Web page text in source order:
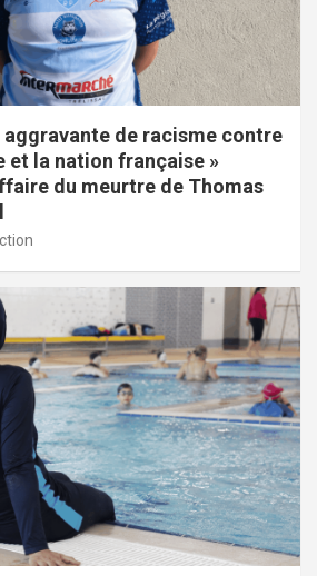
de racisme contre
et la nation française »
du meurtre de Thomas